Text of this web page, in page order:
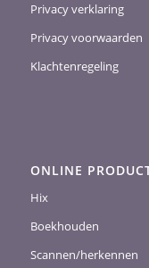
Privacy verklaring
Privacy voorwaarden
Klachtenregeling
ONLINE
Hix
Boekhouden
Scannen/herkennen